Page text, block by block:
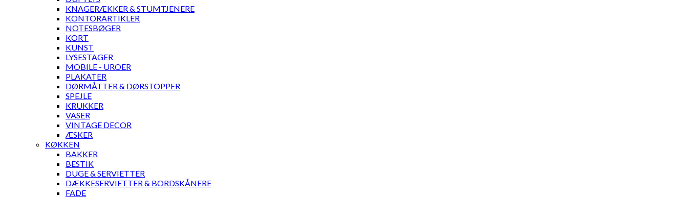
KNAGERÆKKER & STUMTJENERE
KONTORARTIKLER
NOTESBØGER
KORT
KUNST
LYSESTAGER
MOBILE - UROER
PLAKATER
DØRMÅTTER & DØRSTOPPER
SPEJLE
KRUKKER
VASER
VINTAGE DECOR
ÆSKER
KØKKEN
BAKKER
BESTIK
DUGE & SERVIETTER
DÆKKESERVIETTER & BORDSKÅNERE
FADE